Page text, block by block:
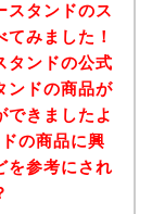
スタンドのス
みました！
タンドの公式
ンドの商品が
できましたよ
の商品に興
を参考にされ